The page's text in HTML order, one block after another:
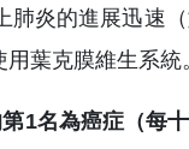
炎的進展迅速
葉克膜維生系
1名為癌症（每